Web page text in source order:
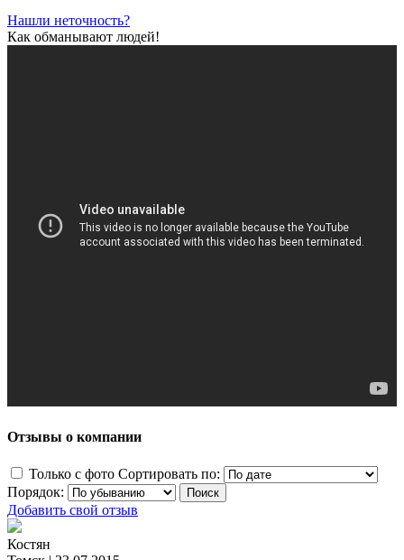
Нашли неточность?
Как обманывают людей!
Отзывы о компании
Только с фото Сортировать по:
Порядок:
Добавить свой отзыв
Костян